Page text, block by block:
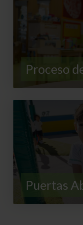
Proceso
Puertas